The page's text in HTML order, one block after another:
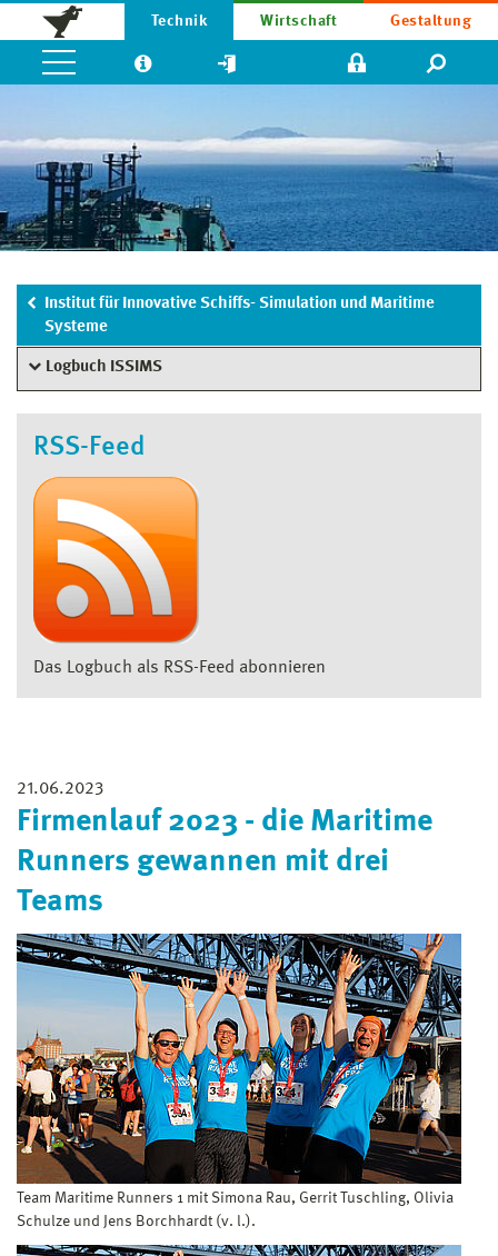
Technik Wirtschaft Gestaltung
Institut für Innovative Schiffs- Simulation und Maritime
Systeme
Logbuch ISSIMS
RSS-Feed
Das Logbuch als RSS-Feed abonnieren
21.06.2023
Firmenlauf 2023 - die Maritime
Runners gewannen mit drei
Teams
Team Maritime Runners 1 mit Simona Rau, Gerrit Tuschling, Olivia
Schulze und Jens Borchhardt (v. l.).